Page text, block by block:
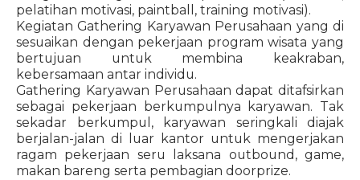
pelatihan motivasi, paintball, training motivasi).
Kegiatan Gathering Karyawan Perusahaan yang di
sesuaikan dengan pekerjaan program wisata yang
bertujuan untuk membina keakraban,
kebersamaan antar individu.
Gathering Karyawan Perusahaan dapat ditafsirkan
sebagai pekerjaan berkumpulnya karyawan. Tak
sekadar berkumpul, karyawan seringkali diajak
berjalan-jalan di luar kantor untuk mengerjakan
ragam pekerjaan seru laksana outbound, game,
makan bareng serta pembagian doorprize.